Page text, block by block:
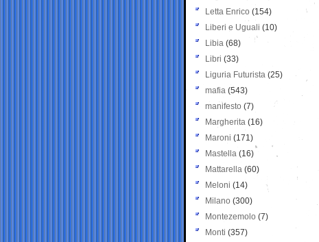
Letta Enrico (154)
Liberi e Uguali (10)
Libia (68)
Libri (33)
Liguria Futurista (25)
mafia (543)
manifesto (7)
Margherita (16)
Maroni (171)
Mastella (16)
Mattarella (60)
Meloni (14)
Milano (300)
Montezemolo (7)
Monti (357)